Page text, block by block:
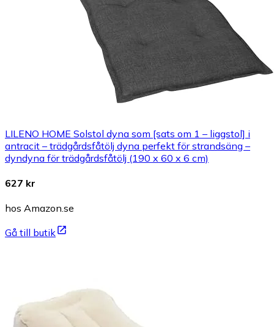
LILENO HOME Solstol dyna som [sats om 1 – liggstol] i
antracit – trädgårdsfåtölj dyna perfekt för strandsäng –
dyndyna för trädgårdsfåtölj (190 x 60 x 6 cm)
627 kr
hos Amazon.se
Gå till butik